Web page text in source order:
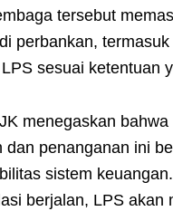
tersebut
perbankan,
sesuai ketentuan
menegaskan bahwa
dan penanganan ini
sistem
berjalan, LPS akan